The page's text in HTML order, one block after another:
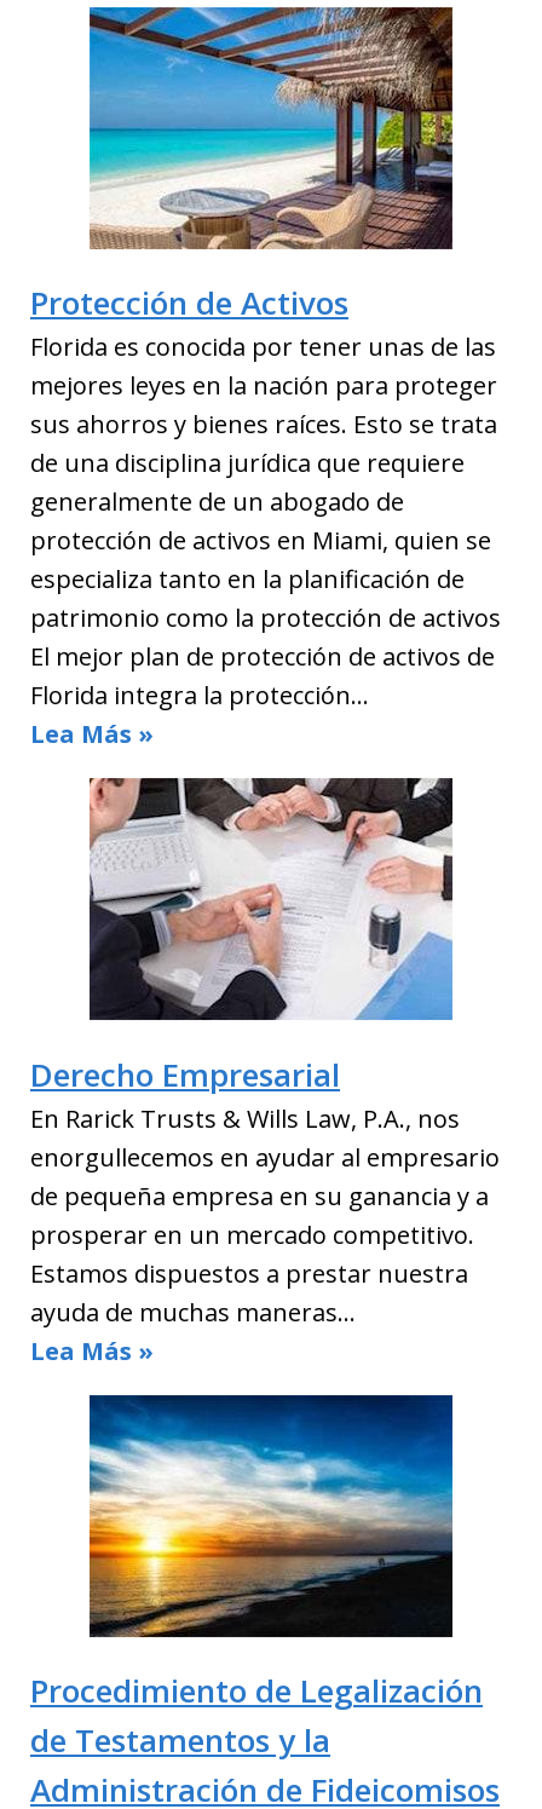
Protección de Activos
Florida es conocida por tener unas de las
mejores leyes en la nación para proteger
sus ahorros y bienes raíces. Esto se trata
de una disciplina jurídica que requiere
generalmente de un abogado de
protección de activos en Miami, quien se
especializa tanto en la planificación de
patrimonio como la protección de activos
El mejor plan de protección de activos de
Florida integra la protección…
Lea Más »
Derecho Empresarial
En Rarick Trusts & Wills Law, P.A., nos
enorgullecemos en ayudar al empresario
de pequeña empresa en su ganancia y a
prosperar en un mercado competitivo.
Estamos dispuestos a prestar nuestra
ayuda de muchas maneras…
Lea Más »
Procedimiento de Legalización
de Testamentos y la
Administración de Fideicomisos